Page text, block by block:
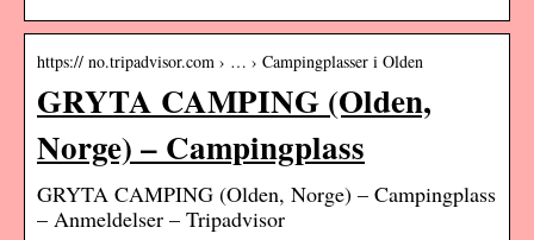
https:// no.tripadvisor.com › … › Campingplasser i Olden
GRYTA CAMPING (Olden,
Norge) – Campingplass
GRYTA CAMPING (Olden, Norge) – Campingplass
– Anmeldelser – Tripadvisor